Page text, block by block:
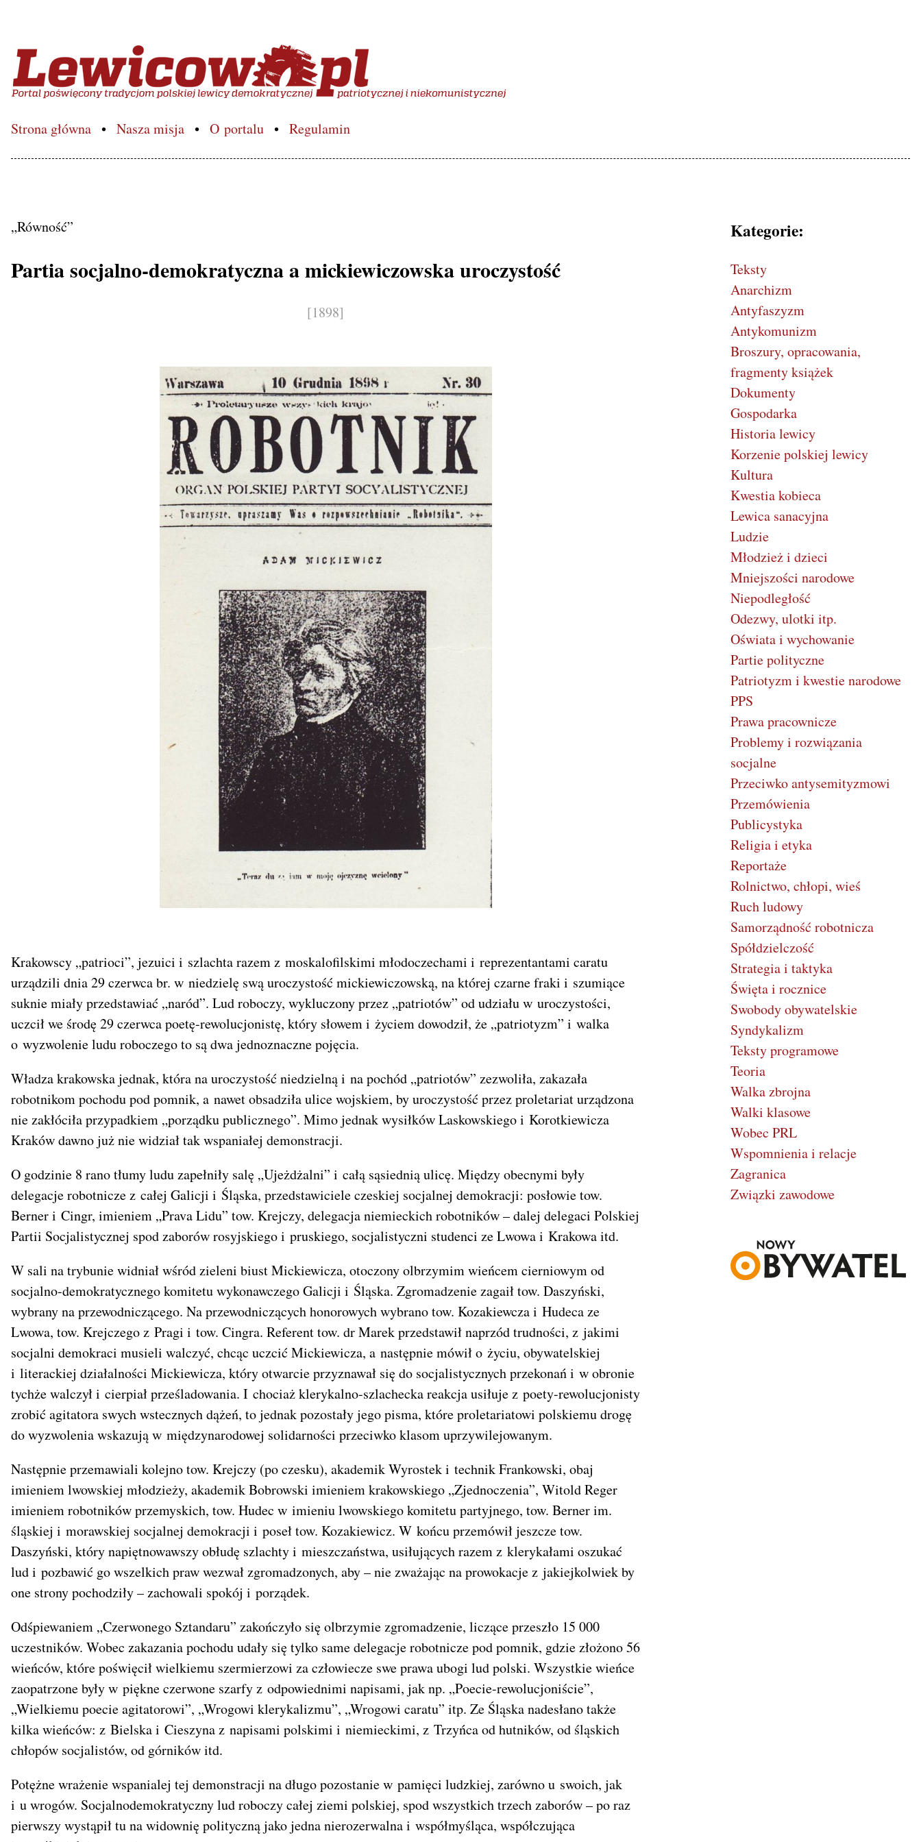
Lewicowo.pl – Portal poświęcony polskiej lewicy demokratycznej,
Strona główna Nasza misja O portalu Regulamin
„Równość”
Partia socjalno-demokratyczna a mickiewiczowska uroczystość
[1898]
Krakowscy „patrioci”, jezuici i szlachta razem z moskalofilskimi młodoczechami i reprezentantami caratu
urządzili dnia 29 czerwca br. w niedzielę swą uroczystość mickiewiczowską, na której czarne fraki i szumiące
suknie miały przedstawiać „naród”. Lud roboczy, wykluczony przez „patriotów” od udziału w uroczystości,
uczcił we środę 29 czerwca poetę-rewolucjonistę, który słowem i życiem dowodził, że „patriotyzm” i walka
o wyzwolenie ludu roboczego to są dwa jednoznaczne pojęcia.
Władza krakowska jednak, która na uroczystość niedzielną i na pochód „patriotów” zezwoliła, zakazała
robotnikom pochodu pod pomnik, a nawet obsadziła ulice wojskiem, by uroczystość przez proletariat urządzona
nie zakłóciła przypadkiem „porządku publicznego”. Mimo jednak wysiłków Laskowskiego i Korotkiewicza
Kraków dawno już nie widział tak wspaniałej demonstracji.
O godzinie 8 rano tłumy ludu zapełniły salę „Ujeżdżalni” i całą sąsiednią ulicę. Między obecnymi były
delegacje robotnicze z całej Galicji i Śląska, przedstawiciele czeskiej socjalnej demokracji: posłowie tow.
Berner i Cingr, imieniem „Prava Lidu” tow. Krejczy, delegacja niemieckich robotników – dalej delegaci Polskiej
Partii Socjalistycznej spod zaborów rosyjskiego i pruskiego, socjalistyczni studenci ze Lwowa i Krakowa itd.
W sali na trybunie widniał wśród zieleni biust Mickiewicza, otoczony olbrzymim wieńcem cierniowym od
socjalno-demokratycznego komitetu wykonawczego Galicji i Śląska. Zgromadzenie zagaił tow. Daszyński,
wybrany na przewodniczącego. Na przewodniczących honorowych wybrano tow. Kozakiewcza i Hudeca ze
Lwowa, tow. Krejczego z Pragi i tow. Cingra. Referent tow. dr Marek przedstawił naprzód trudności, z jakimi
socjalni demokraci musieli walczyć, chcąc uczcić Mickiewicza, a następnie mówił o życiu, obywatelskiej
i literackiej działalności Mickiewicza, który otwarcie przyznawał się do socjalistycznych przekonań i w obronie
tychże walczył i cierpiał prześladowania. I chociaż klerykalno-szlachecka reakcja usiłuje z poety-rewolucjonisty
zrobić agitatora swych wstecznych dążeń, to jednak pozostały jego pisma, które proletariatowi polskiemu drogę
do wyzwolenia wskazują w międzynarodowej solidarności przeciwko klasom uprzywilejowanym.
Następnie przemawiali kolejno tow. Krejczy (po czesku), akademik Wyrostek i technik Frankowski, obaj
imieniem lwowskiej młodzieży, akademik Bobrowski imieniem krakowskiego „Zjednoczenia”, Witold Reger
imieniem robotników przemyskich, tow. Hudec w imieniu lwowskiego komitetu partyjnego, tow. Berner im.
śląskiej i morawskiej socjalnej demokracji i poseł tow. Kozakiewicz. W końcu przemówił jeszcze tow.
Daszyński, który napiętnowawszy obłudę szlachty i mieszczaństwa, usiłujących razem z klerykałami oszukać
lud i pozbawić go wszelkich praw wezwał zgromadzonych, aby – nie zważając na prowokacje z jakiejkolwiek by
one strony pochodziły – zachowali spokój i porządek.
Odśpiewaniem „Czerwonego Sztandaru” zakończyło się olbrzymie zgromadzenie, liczące przeszło 15 000
uczestników. Wobec zakazania pochodu udały się tylko same delegacje robotnicze pod pomnik, gdzie złożono 56
wieńców, które poświęcił wielkiemu szermierzowi za człowiecze swe prawa ubogi lud polski. Wszystkie wieńce
zaopatrzone były w piękne czerwone szarfy z odpowiednimi napisami, jak np. „Poecie-rewolucjoniście”,
„Wielkiemu poecie agitatorowi”, „Wrogowi klerykalizmu”, „Wrogowi caratu” itp. Ze Śląska nadesłano także
kilka wieńców: z Bielska i Cieszyna z napisami polskimi i niemieckimi, z Trzyńca od hutników, od śląskich
chłopów socjalistów, od górników itd.
Potężne wrażenie wspanialej tej demonstracji na długo pozostanie w pamięci ludzkiej, zarówno u swoich, jak
i u wrogów. Socjalnodemokratyczny lud roboczy całej ziemi polskiej, spod wszystkich trzech zaborów – po raz
pierwszy wystąpił tu na widownię polityczną jako jedna nierozerwalna i współmyśląca, współczująca
Kategorie:
Teksty
Anarchizm
Antyfaszyzm
Antykomunizm
Broszury, opracowania,
fragmenty książek
Dokumenty
Gospodarka
Historia lewicy
Korzenie polskiej lewicy
Kultura
Kwestia kobieca
Lewica sanacyjna
Ludzie
Młodzież i dzieci
Mniejszości narodowe
Niepodległość
Odezwy, ulotki itp.
Oświata i wychowanie
Partie polityczne
Patriotyzm i kwestie narodowe
PPS
Prawa pracownicze
Problemy i rozwiązania
socjalne
Przeciwko antysemityzmowi
Przemówienia
Publicystyka
Religia i etyka
Reportaże
Rolnictwo, chłopi, wieś
Ruch ludowy
Samorządność robotnicza
Spółdzielczość
Strategia i taktyka
Święta i rocznice
Swobody obywatelskie
Syndykalizm
Teksty programowe
Teoria
Walka zbrojna
Walki klasowe
Wobec PRL
Wspomnienia i relacje
Zagranica
Związki zawodowe